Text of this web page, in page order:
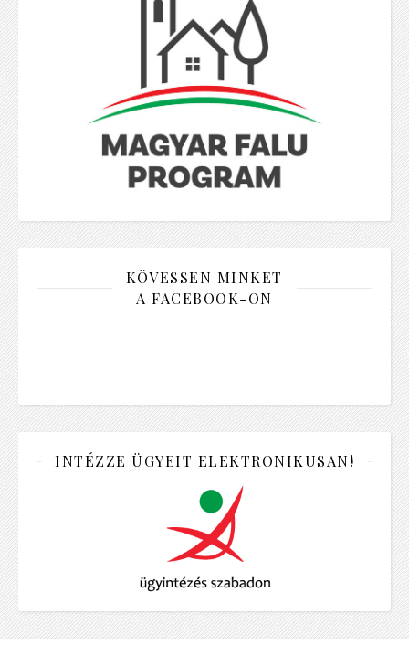
KÖVESSEN MINKET
A FACEBOOK-ON
INTÉZZE ÜGYEIT ELEKTRONIKUSAN!